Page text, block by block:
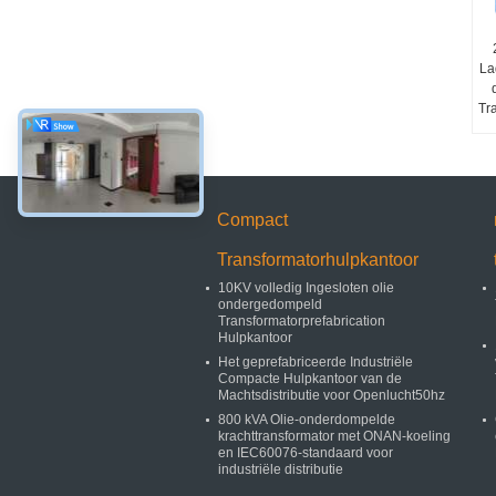
Compact
Transformatorhulpkantoor
10KV volledig Ingesloten olie
ondergedompeld
Transformatorprefabrication
Hulpkantoor
Het geprefabriceerde Industriële
Compacte Hulpkantoor van de
Machtsdistributie voor Openlucht50hz
800 kVA Olie-onderdompelde
krachttransformator met ONAN-koeling
en IEC60076-standaard voor
industriële distributie